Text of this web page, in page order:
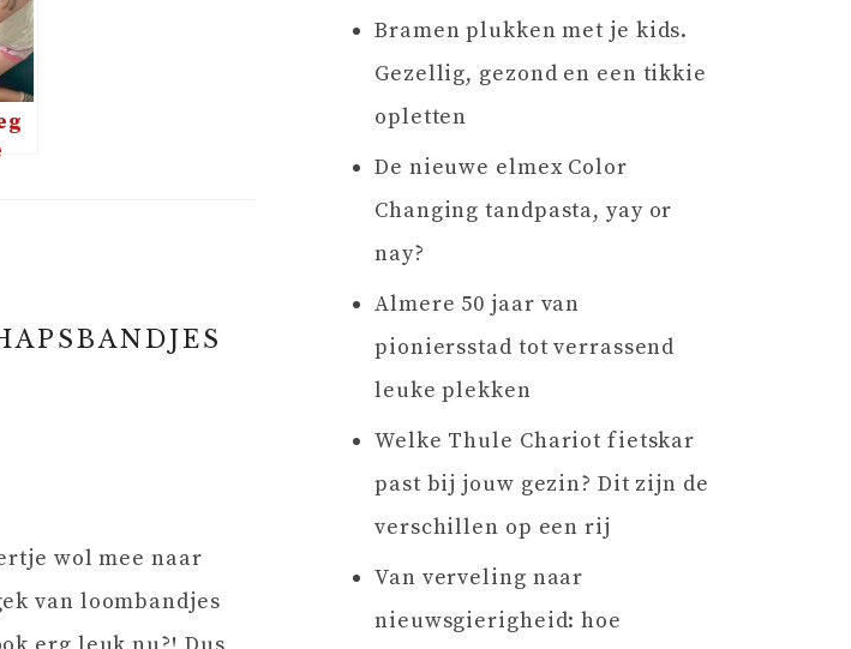
wol mee naar
van loombandjes
Bramen plukken met je kids.
Gezellig, gezond en een tikkie
opletten
De nieuwe elmex Color
Changing tandpasta, yay or
nay?
Almere 50 jaar van
pioniersstad tot verrassend
leuke plekken
Welke Thule Chariot fietskar
past bij jouw gezin? Dit zijn de
verschillen op een rij
Van verveling naar
nieuwsgierigheid: hoe